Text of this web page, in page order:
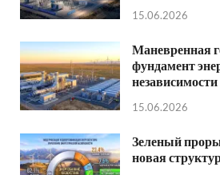
15.06.2026
Маневренная
фундамент
15.06.2026
Зеленый
новая